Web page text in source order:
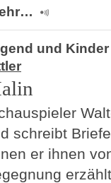
und Kinder
schreibt
er ihnen